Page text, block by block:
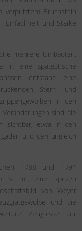
verputztem Bruchstein
Einfachheit und Stärke
mehrere Umbauten.
in eine spätgotische
entstand eine
Stern- und
in den
sind die
sichtbar, etwa in den
und den ungleich
1788 und 1794
ist mit einer spitzen
von Weyer
und die
Zeugnisse der